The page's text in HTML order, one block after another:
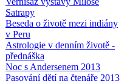
Satrapy
Beseda o životě mezi indiány
v Peru
Astrologie v denním životě -
přednáška
Noc s Andersenem 2013
Pasování dětí na čtenáře 2013